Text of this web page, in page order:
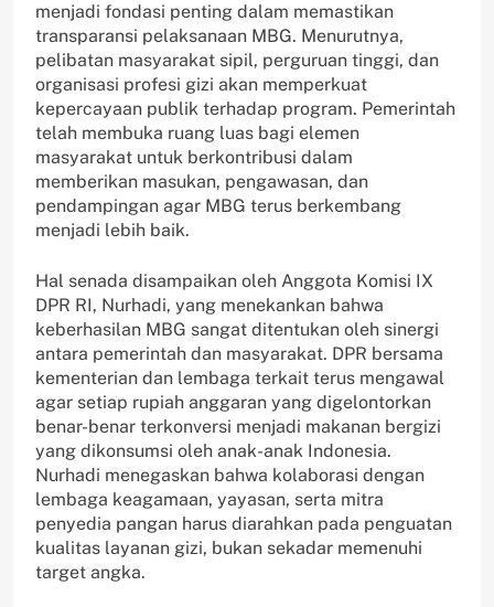
menjadi fondasi penting dalam memastikan
transparansi pelaksanaan MBG. Menurutnya,
pelibatan masyarakat sipil, perguruan tinggi, dan
organisasi profesi gizi akan memperkuat
kepercayaan publik terhadap program. Pemerintah
telah membuka ruang luas bagi elemen
masyarakat untuk berkontribusi dalam
memberikan masukan, pengawasan, dan
pendampingan agar MBG terus berkembang
menjadi lebih baik.
Hal senada disampaikan oleh Anggota Komisi IX
DPR RI, Nurhadi, yang menekankan bahwa
keberhasilan MBG sangat ditentukan oleh sinergi
antara pemerintah dan masyarakat. DPR bersama
kementerian dan lembaga terkait terus mengawal
agar setiap rupiah anggaran yang digelontorkan
benar-benar terkonversi menjadi makanan bergizi
yang dikonsumsi oleh anak-anak Indonesia.
Nurhadi menegaskan bahwa kolaborasi dengan
lembaga keagamaan, yayasan, serta mitra
penyedia pangan harus diarahkan pada penguatan
kualitas layanan gizi, bukan sekadar memenuhi
target angka.